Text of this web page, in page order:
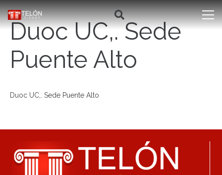
Duoc UC,. Sede
Puente Alto
Duoc UC,. Sede Puente Alto